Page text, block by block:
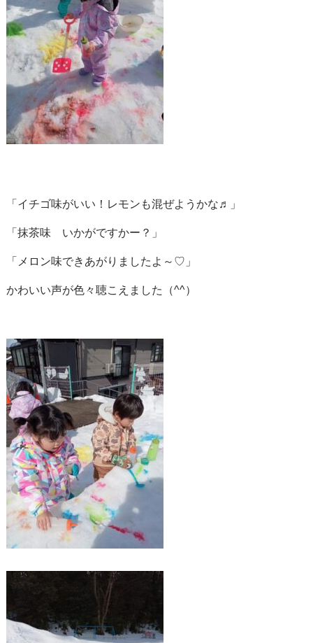
「イチゴ味がいい！レモンも混ぜようかな♬」
「抹茶味 いかがですかー？」
「メロン味できあがりましたよ～♡」
かわいい声が色々聴こえました（^^）